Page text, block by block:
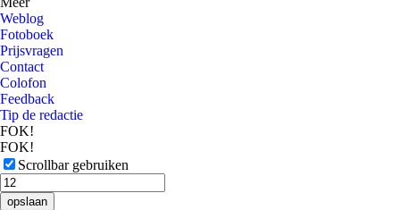
Weblog
Fotoboek
Prijsvragen
Contact
Colofon
Feedback
Tip de redactie
FOK!
FOK!
Scrollbar gebruiken
opslaan